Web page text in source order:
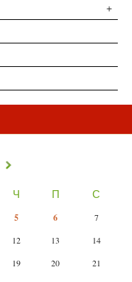
+
»
Ч П С
5 6
7
12 13
14
19 20
21